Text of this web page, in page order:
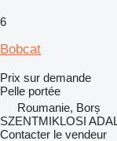
6
Bobcat
Prix sur demande
Pelle portée
Roumanie, Borș
SZENTMIKLOSI
Contacter le vendeur